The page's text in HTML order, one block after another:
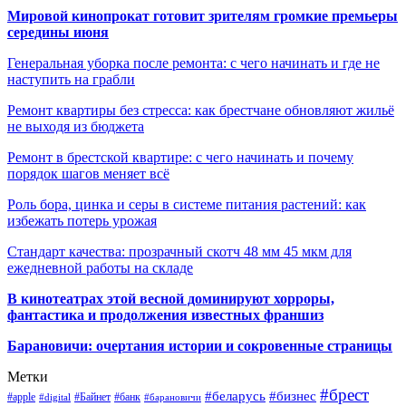
Мировой кинопрокат готовит зрителям громкие премьеры
середины июня
Генеральная уборка после ремонта: с чего начинать и где не
наступить на грабли
Ремонт квартиры без стресса: как брестчане обновляют жильё
не выходя из бюджета
Ремонт в брестской квартире: с чего начинать и почему
порядок шагов меняет всё
Роль бора, цинка и серы в системе питания растений: как
избежать потерь урожая
Стандарт качества: прозрачный скотч 48 мм 45 мкм для
ежедневной работы на складе
В кинотеатрах этой весной доминируют хорроры,
фантастика и продолжения известных франшиз
Барановичи: очертания истории и сокровенные страницы
Метки
#apple #digital #Байнет #банк #барановичи #беларусь #бизнес #брест